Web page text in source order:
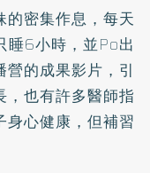
的密集作息，每天
睡6小時，並Po出
的成果影片，引
，也有許多醫師指
身心健康，但補習